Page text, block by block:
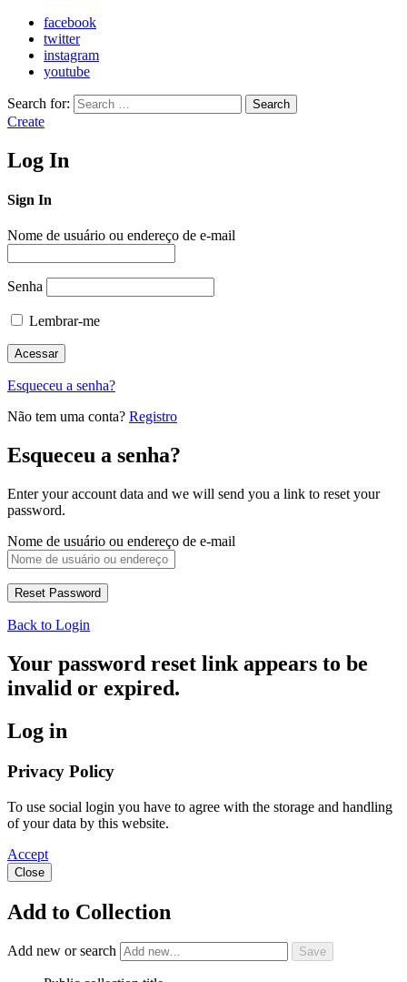
facebook
twitter
instagram
youtube
Search for: Search
Create
Log In
Sign In
Nome de usuário ou endereço de e-mail
Senha
Lembrar-me
Esqueceu a senha?
Não tem uma conta? Registro
Esqueceu a senha?
Enter your account data and we will send you a link to reset your
password.
Nome de usuário ou endereço de e-mail
Back to Login
Your password reset link appears to be
invalid or expired.
Log in
Privacy Policy
To use social login you have to agree with the storage and handling
of your data by this website.
Accept
Close
Add to Collection
Add new or search